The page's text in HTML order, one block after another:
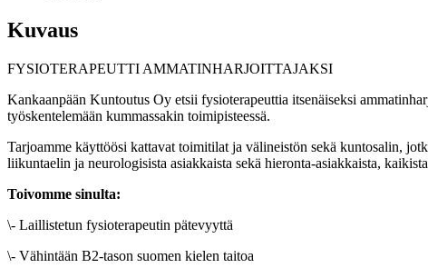
Kuvaus
FYSIOTERAPEUTTI AMMATINHARJOITTAJAKSI
Kankaanpään Kuntoutus Oy etsii fysioterapeuttia itsenäiseksi
työskentelemään kummassakin toimipisteessä.
Tarjoamme käyttöösi kattavat toimitilat ja välineistön sekä kuntosalin,
liikuntaelin ja neurologisista asiakkaista sekä hieronta-asiakkaista,
Toivomme sinulta:
\- Laillistetun fysioterapeutin pätevyyttä
\- Vähintään B2-tason suomen kielen taitoa